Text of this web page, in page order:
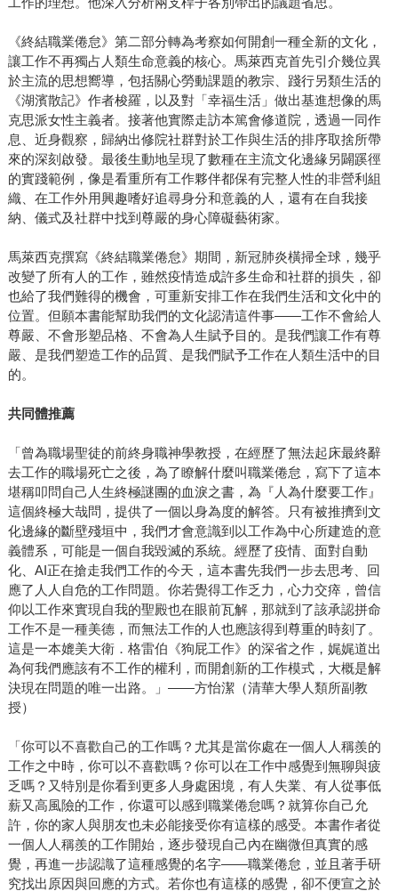
《終結職業倦怠》第二部分轉為考察如何開創一種全新的文化，
讓工作不再獨占人類生命意義的核心。馬萊西克首先引介幾位異
於主流的思想嚮導，包括關心勞動課題的教宗、踐行另類生活的
《湖濱散記》作者梭羅，以及對「幸福生活」做出基進想像的馬
克思派女性主義者。接著他實際走訪本篤會修道院，透過一同作
息、近身觀察，歸納出修院社群對於工作與生活的排序取捨所帶
來的深刻啟發。最後生動地呈現了數種在主流文化邊緣另闢蹊徑
的實踐範例，像是看重所有工作夥伴都保有完整人性的非營利組
織、在工作外用興趣嗜好追尋身分和意義的人，還有在自我接
納、儀式及社群中找到尊嚴的身心障礙藝術家。
馬萊西克撰寫《終結職業倦怠》期間，新冠肺炎橫掃全球，幾乎
改變了所有人的工作，雖然疫情造成許多生命和社群的損失，卻
也給了我們難得的機會，可重新安排工作在我們生活和文化中的
位置。但願本書能幫助我們的文化認清這件事——工作不會給人
尊嚴、不會形塑品格、不會為人生賦予目的。是我們讓工作有尊
嚴、是我們塑造工作的品質、是我們賦予工作在人類生活中的目
的。
共同體推薦
「曾為職場聖徒的前終身職神學教授，在經歷了無法起床最終辭
去工作的職場死亡之後，為了瞭解什麼叫職業倦怠，寫下了這本
堪稱叩問自己人生終極謎團的血淚之書，為『人為什麼要工作』
這個終極大哉問，提供了一個以身為度的解答。只有被推擠到文
化邊緣的斷壁殘垣中，我們才會意識到以工作為中心所建造的意
義體系，可能是一個自我毀滅的系統。經歷了疫情、面對自動
化、AI正在搶走我們工作的今天，這本書先我們一步去思考、回
應了人人自危的工作問題。你若覺得工作乏力，心力交瘁，曾信
仰以工作來實現自我的聖殿也在眼前瓦解，那就到了該承認拼命
工作不是一種美德，而無法工作的人也應該得到尊重的時刻了。
這是一本媲美大衛．格雷伯《狗屁工作》的深省之作，娓娓道出
為何我們應該有不工作的權利，而開創新的工作模式，大概是解
決現在問題的唯一出路。」——方怡潔（清華大學人類所副教
授）
「你可以不喜歡自己的工作嗎？尤其是當你處在一個人人稱羨的
工作之中時，你可以不喜歡嗎？你可以在工作中感覺到無聊與疲
乏嗎？又特別是你看到更多人身處困境，有人失業、有人從事低
薪又高風險的工作，你還可以感到職業倦怠嗎？就算你自己允
許，你的家人與朋友也未必能接受你有這樣的感受。本書作者從
一個人人稱羨的工作開始，逐步發現自己內在幽微但真實的感
覺，再進一步認識了這種感覺的名字——職業倦怠，並且著手研
究找出原因與回應的方式。若你也有這樣的感覺，卻不便宣之於